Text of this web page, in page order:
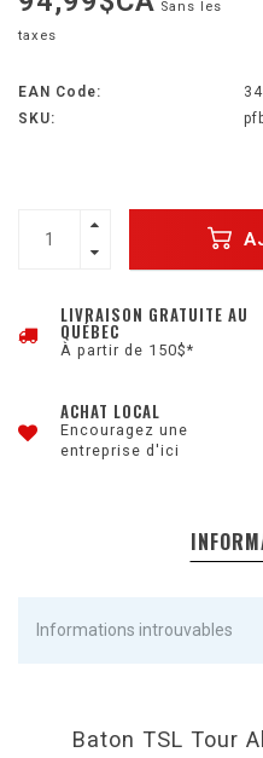
Sans les
taxes
EAN Code:
SKU:
LIVRAISON GRATUITE AU
QUÉBEC
À partir de 150$*
ACHAT LOCAL
Encouragez une
entreprise d'ici
Informations introuvables
Baton TSL Tour